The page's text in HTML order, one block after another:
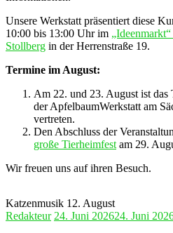
Unsere Werkstatt präsentiert diese
10:00 bis 13:00 Uhr im
Stollberg in der Herrenstraße 19.
Termine im August:
Am 22. und 23. August ist
der ApfelbaumWerkstatt am
vertreten.
Den Abschluss der
große Tierheimfest am 29.
Wir freuen uns auf ihren Besuch.
Katzenmusik 12. August
Redakteur 24. Juni 202624. Juni